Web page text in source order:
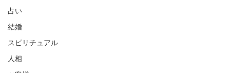
占い
結婚
スピリチュアル
人相